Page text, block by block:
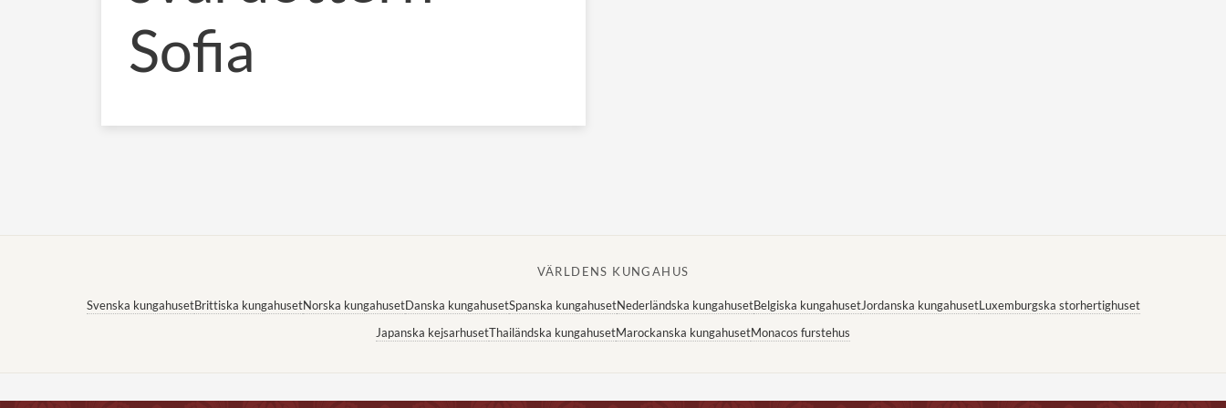
Sofia
VÄRLDENS KUNGAHUS
Svenska kungahusetBrittiska kungahusetNorska kungahusetDanska kungahusetSpanska kungahusetNederländska kungahusetBelgiska kungahusetJordanska kungahusetLuxemburgska storhertighuset
Japanska kejsarhusetThailändska kungahusetMarockanska kungahusetMonacos furstehus